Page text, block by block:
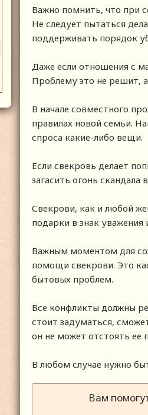
Важно помнить, что при
Не следует пытаться
поддерживать порядок
Даже если отношения с
Проблему это не решит,
В начале совместного
правилах новой семьи.
спроса какие-либо вещи.
Если свекровь делает
загасить огонь скандала
Свекрови, как и любой
подарки в знак уважения
Важным моментом для
помощи свекрови. Это
бытовых проблем.
Все конфликты должны
стоит задуматься,
он не может отстоять ее
В любом случае нужно
Вам